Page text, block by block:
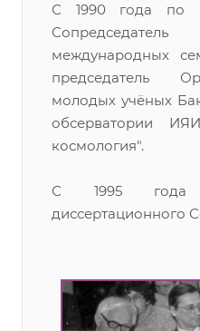
С 1990 года по
международных
председатель
молодых учёных
обсерватории
космология".
С 1995 года
диссертационного